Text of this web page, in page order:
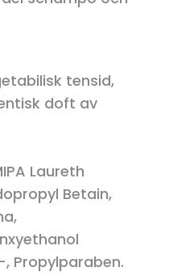
tensid,
doft av
Laureth
Betain,
Propylparaben.